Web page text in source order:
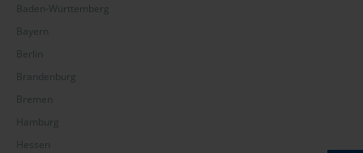
Baden-Württemberg
Bayern
Berlin
Brandenburg
Bremen
Hamburg
Hessen